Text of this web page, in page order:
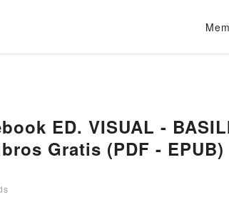
ED. VISUAL -
Gratis (PDF - EPUB)